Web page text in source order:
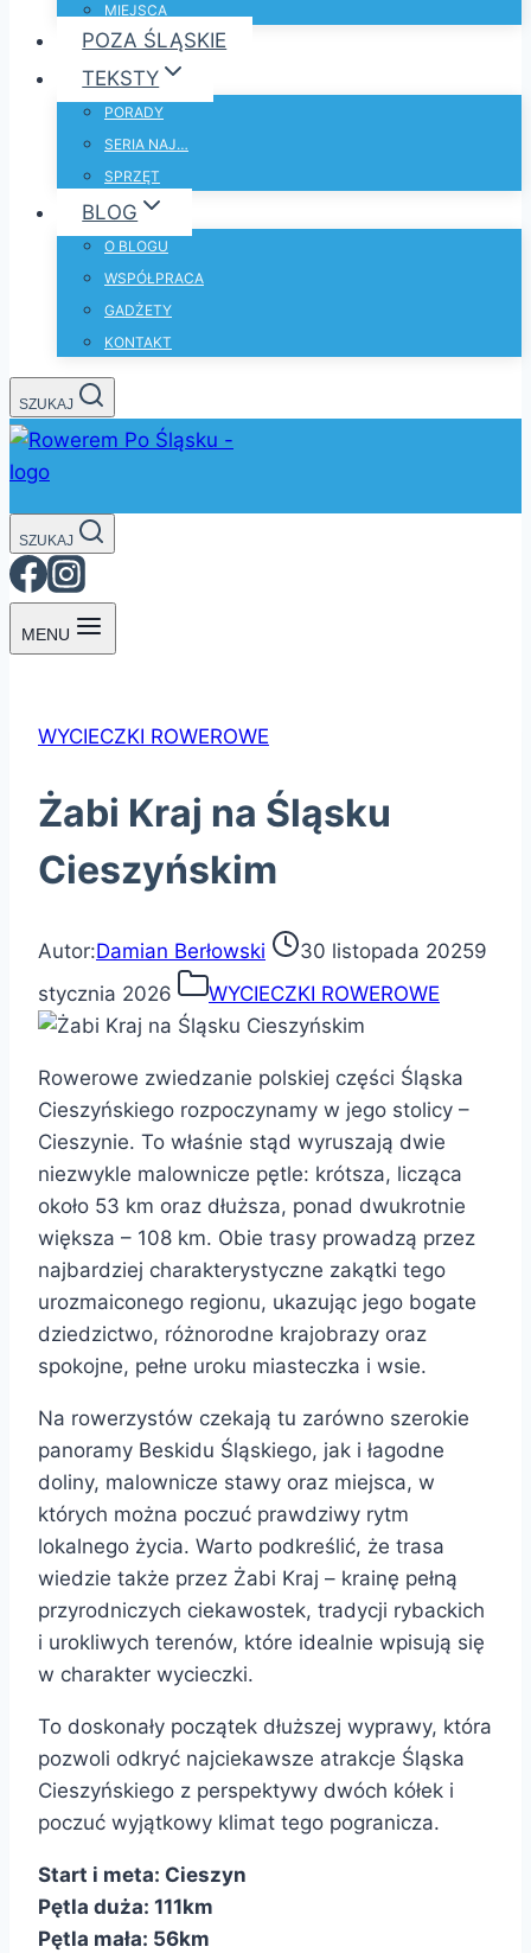
MIEJSCA
POZA ŚLĄSKIE
TEKSTY
PORADY
SERIA NAJ…
SPRZĘT
BLOG
O BLOGU
WSPÓŁPRACA
GADŻETY
KONTAKT
SZUKAJ
SZUKAJ
MENU
WYCIECZKI ROWEROWE
Żabi Kraj na Śląsku
Cieszyńskim
Autor:Damian Berłowski 30 listopada 20259
stycznia 2026
WYCIECZKI ROWEROWE
Rowerowe zwiedzanie polskiej części Śląska
Cieszyńskiego rozpoczynamy w jego stolicy –
Cieszynie. To właśnie stąd wyruszają dwie
niezwykle malownicze pętle: krótsza, licząca
około 53 km oraz dłuższa, ponad dwukrotnie
większa – 108 km. Obie trasy prowadzą przez
najbardziej charakterystyczne zakątki tego
urozmaiconego regionu, ukazując jego bogate
dziedzictwo, różnorodne krajobrazy oraz
spokojne, pełne uroku miasteczka i wsie.
Na rowerzystów czekają tu zarówno szerokie
panoramy Beskidu Śląskiego, jak i łagodne
doliny, malownicze stawy oraz miejsca, w
których można poczuć prawdziwy rytm
lokalnego życia. Warto podkreślić, że trasa
wiedzie także przez Żabi Kraj – krainę pełną
przyrodniczych ciekawostek, tradycji rybackich
i urokliwych terenów, które idealnie wpisują się
w charakter wycieczki.
To doskonały początek dłuższej wyprawy, która
pozwoli odkryć najciekawsze atrakcje Śląska
Cieszyńskiego z perspektywy dwóch kółek i
poczuć wyjątkowy klimat tego pogranicza.
Start i meta: Cieszyn
Pętla duża: 111km
Pętla mała: 56km